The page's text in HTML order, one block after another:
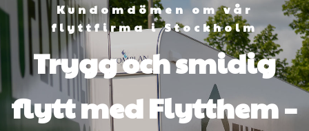
Kundomdömen om vår
flyttfirma i Stockholm
Trygg och smidig
flytt med Flytthem –